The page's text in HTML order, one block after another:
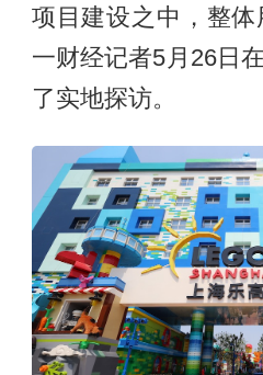
项目建设之中，整
一财经记者5月26日
了实地探访。